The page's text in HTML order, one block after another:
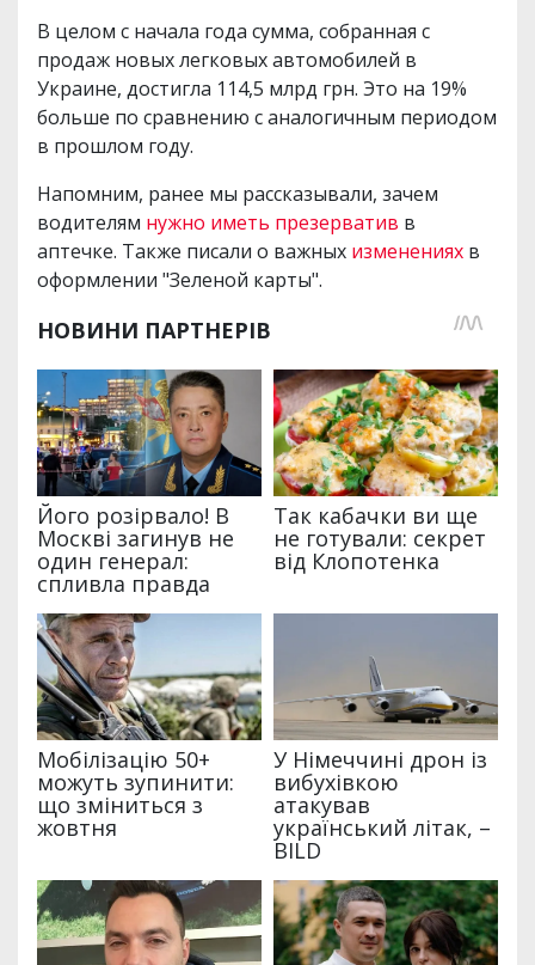
В целом с начала года сумма, собранная с
продаж новых легковых автомобилей в
Украине, достигла 114,5 млрд грн. Это на 19%
больше по сравнению с аналогичным периодом
в прошлом году.
Напомним, ранее мы рассказывали, зачем
водителям нужно иметь презерватив в
аптечке. Также писали о важных изменениях в
оформлении "Зеленой карты".